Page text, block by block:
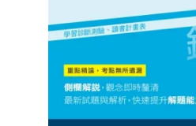
女裝
日本購物 電子/紙本書
HOT